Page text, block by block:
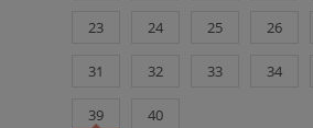
23 24 25 26
31 32 33 34
39 40